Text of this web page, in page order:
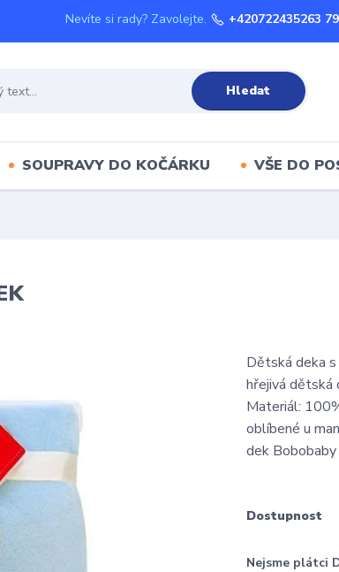
Hledat
Nevíte si rady? Zavolejte. +420722435263
SOUPRAVY DO KOČÁRKU VŠE DO
Dětská deka
hřejivá dětská
Materiál:
oblíbené u
dek Bobobaby
Dostupnost
Nejsme plátci